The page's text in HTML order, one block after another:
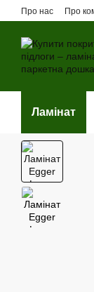
Перейти до
Про нас Про
Ламінат